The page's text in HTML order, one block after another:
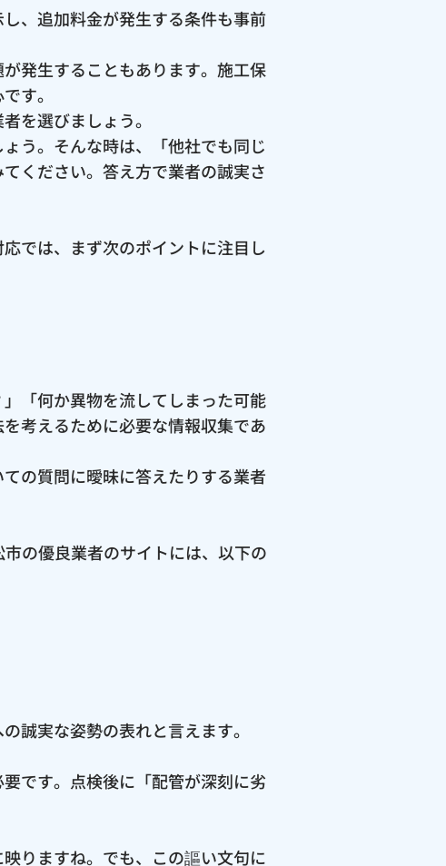
、追加料金が発生する条件も事前
発生することもあります。施工保
す。
を選びましょう。
う。そんな時は、「他社でも同じ
ください。答え方で業者の誠実さ
では、まず次のポイントに注目し
「何か異物を流してしまった可能
考えるために必要な情報収集であ
の質問に曖昧に答えたりする業者
の優良業者のサイトには、以下の
誠実な姿勢の表れと言えます。
です。点検後に「配管が深刻に劣
りますね。でも、この謳い文句に